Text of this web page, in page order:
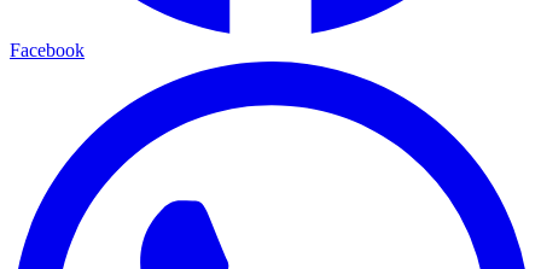
Facebook